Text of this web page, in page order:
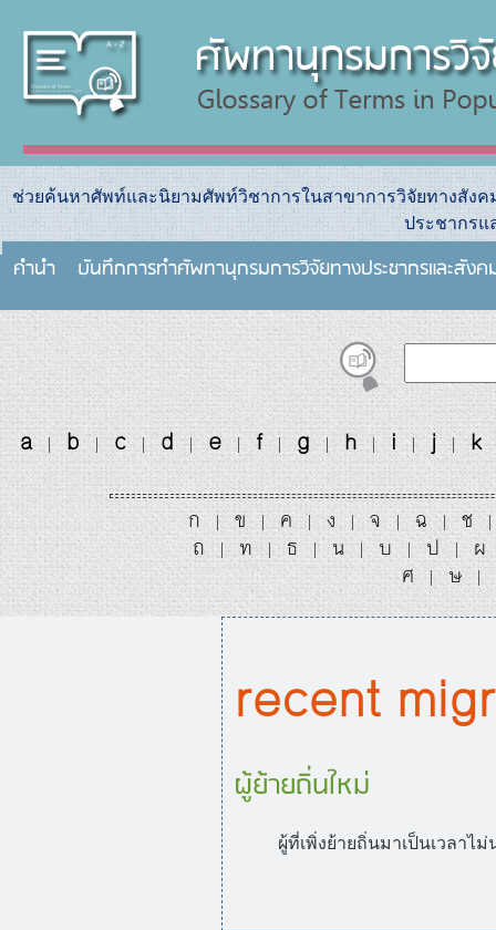
ช่วยค้นหาศัพท์และนิยามศัพท์วิชาการในสาขาการวิจัยทางสัง
ประชากรแ
คำนำ บันทึกการทําศัพทานุกรมการวิจัยทางประชากรและสัง
a | b | c | d | e | f | g | h | i | j | k
ก | ข | ค | ง | จ | ฉ | ช |
ถ | ท | ธ | น | บ | ป |
ผ
ศ
| ษ |
recent
ผู้ย้ายถิ่นใหม่
ผู้ที่เพิ่งย้ายถิ่นมาเป็นเวลาไ